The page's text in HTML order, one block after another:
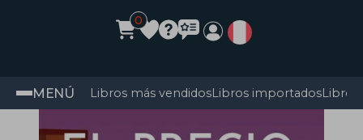
0
MENÚ Libros más vendidosLibros importadosLibros